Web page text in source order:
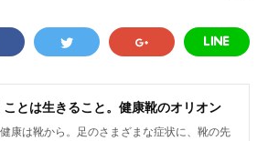
ことは生きること。健康靴のオリオン
康は靴から。足のさまざまな症状に、靴の先